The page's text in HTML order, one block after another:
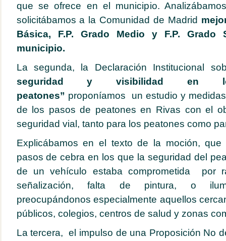
que se ofrece en el municipio.
solicitábamos a la Comunidad de Madrid
Básica, F.P. Grado Medio y F.P. Grado
municipio.
La segunda, la Declaración Institucional
seguridad y visibilidad en
peatones” proponíamos
un estudio y
de los pasos de peatones en Rivas con el
seguridad vial, tanto para los peatones como
Explicábamos en el texto de la moción, que
pasos de cebra en los que la seguridad del
de un vehículo estaba comprometida por
señalización, falta de pintura, o
preocupándonos especialmente aquellos
públicos, colegios, centros de salud y zonas
La tercera, el impulso de una Proposición No